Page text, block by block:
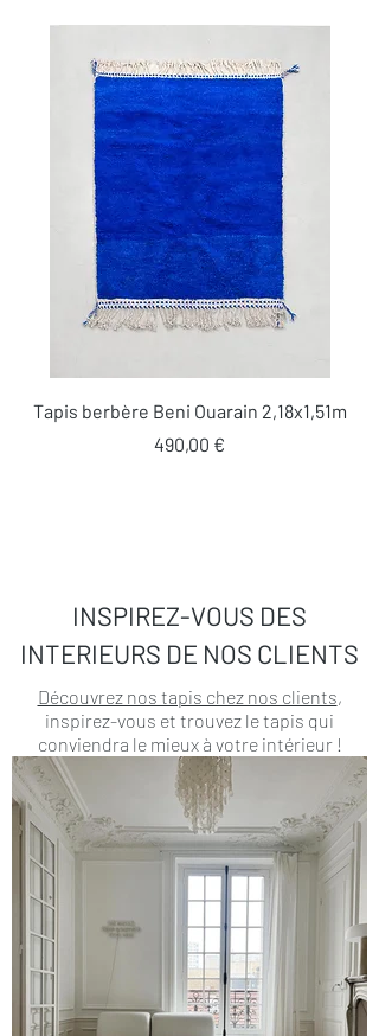
Tapis berbère Beni Ouarain 2,18x1,51m
Prix
490,00 €
INSPIREZ-VOUS DES
INTERIEURS DE NOS CLIENTS
Découvrez nos tapis chez nos clients,
inspirez-vous et trouvez le tapis qui
conviendra le mieux à votre intérieur !